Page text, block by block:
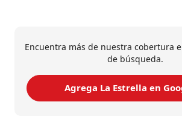
Encuentra más de nuestra cobertura
de búsqueda.
Agrega La Estrella en